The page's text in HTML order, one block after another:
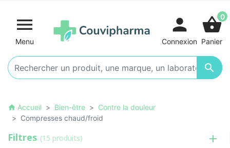

Menu

person
Connexion
shopping_basket0
Panier
home Accueil Bien-être
Contre la douleur
Compresses chaud/froid
Filtres (15 produits)